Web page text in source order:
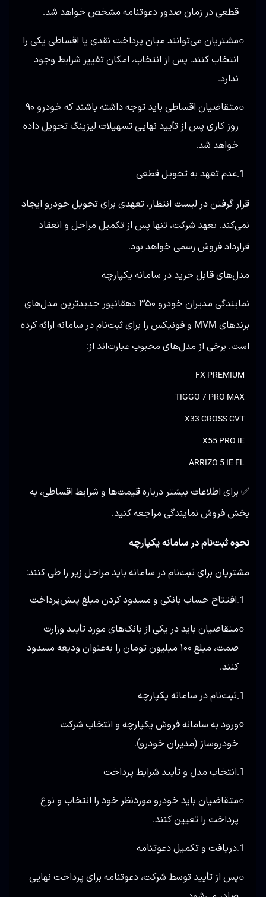
قطعی در زمان صدور دعوتنامه مشخص خواهد شد.
○مشتریان می‌توانند میان پرداخت نقدی یا اقساطی یکی را
انتخاب کنند. پس از انتخاب، امکان تغییر شرایط وجود
ندارد.
○
متقاضیان اقساطی باید توجه داشته باشند که خودرو ۹۰
روز کاری پس از تأیید نهایی تسهیلات لیزینگ تحویل داده
خواهد شد.
1. عدم تعهد به تحویل قطعی
قرار گرفتن در لیست انتظار، تعهدی برای تحویل خودرو ایجاد
نمی‌کند. تعهد شرکت، تنها پس از تکمیل مراحل و انعقاد
قرارداد فروش رسمی خواهد بود.
مدل‌های قابل خرید در سامانه یکپارچه
نمایندگی مدیران خودرو ۳۵۰ دهقانپور جدیدترین مدل‌های
برندهای MVM و فونیکس را برای ثبت‌نام در سامانه ارائه کرده
است. برخی از مدل‌های محبوب عبارت‌اند از:
FX PREMIUM
TIGGO 7 PRO MAX
X33 CROSS CVT
X55 PRO IE
ARRIZO 5 IE FL
✅ برای اطلاعات بیشتر درباره قیمت‌ها و شرایط اقساطی، به
بخش فروش نمایندگی مراجعه کنید.
نحوه ثبت‌نام در سامانه یکپارچه
مشتریان برای ثبت‌نام در سامانه باید مراحل زیر را طی کنند:
1. افتتاح حساب بانکی و مسدود کردن مبلغ پیش‌پرداخت
○متقاضیان باید در یکی از بانک‌های مورد تأیید وزارت
صمت، مبلغ ۱۰۰ میلیون تومان را به‌عنوان ودیعه مسدود
کنند.
1. ثبت‌نام در سامانه یکپارچه
○ورود به سامانه فروش یکپارچه و انتخاب شرکت
خودروساز (مدیران خودرو).
1. انتخاب مدل و تأیید شرایط پرداخت
○متقاضیان باید خودرو موردنظر خود را انتخاب و نوع
پرداخت را تعیین کنند.
1. دریافت و تکمیل دعوتنامه
○پس از تأیید توسط شرکت، دعوتنامه برای پرداخت نهایی